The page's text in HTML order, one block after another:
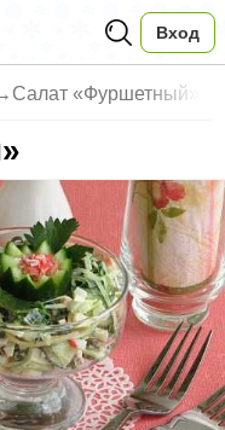
Вход
Салат «Фуршетный»